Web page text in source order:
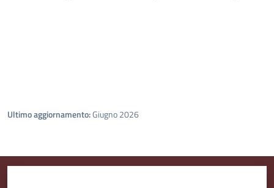
Ultimo aggiornamento:Giugno 2026